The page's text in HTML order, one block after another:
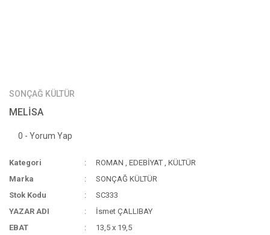
SONÇAĞ KÜLTÜR
MELİSA
0 - Yorum Yap
Kategori ROMAN ,EDEBİYAT ,KÜLTÜR
Marka
SONÇAĞ KÜLTÜR
Stok Kodu
SC333
YAZAR ADI
İsmet ÇALLIBAY
EBAT
13,5 x 19,5